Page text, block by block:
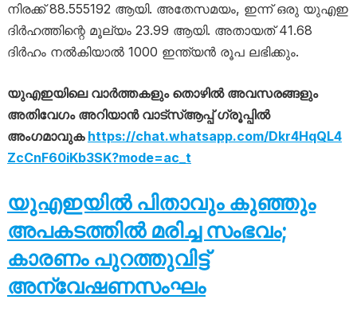
നിരക്ക് 88.555192 ആയി. അതേസമയം, ഇന്ന് ഒരു യുഎഇ
ദിർഹത്തിന്റെ മൂല്യം 23.99 ആയി. അതായത് 41.68
ദിർഹം നൽകിയാൽ 1000 ഇന്ത്യൻ രൂപ ലഭിക്കും.
യുഎഇയിലെ വാർത്തകളും തൊഴിൽ അവസരങ്ങളും
അതിവേഗം അറിയാൻ വാട്സ്ആപ്പ് ഗ്രൂപ്പിൽ
അംഗമാവുക https://chat.whatsapp.com/Dkr4HqQL4
ZcCnF60iKb3SK?mode=ac_t
യുഎഇയില്‍ പിതാവും കുഞ്ഞും
അപകടത്തില്‍ മരിച്ച സംഭവം;
കാരണം പുറത്തുവിട്ട്
അന്വേഷണസംഘം